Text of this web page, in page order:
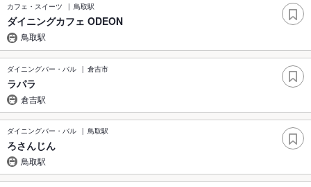
カフェ・スイーツ 鳥取駅
ダイニングカフェ ODEON
鳥取駅
ダイニングバー・バル 倉吉市
ラパラ
倉吉駅
ダイニングバー・バル 鳥取駅
ろさんじん
鳥取駅